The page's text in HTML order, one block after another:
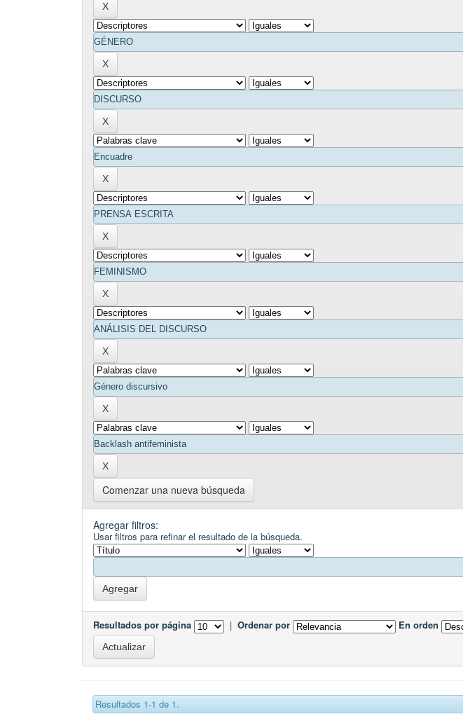
Comenzar una nueva búsqueda
Agregar filtros:
Usar filtros para refinar el resultado de la búsqueda.
Resultados por página | Ordenar por En orden
Resultados 1-1 de 1.